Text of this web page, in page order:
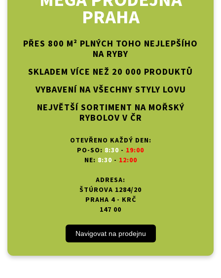
PRAHA
PŘES 800 M² PLNÝCH TOHO NEJLEPŠÍHO
NA RYBY
SKLADEM VÍCE NEŽ 20 000 PRODUKTŮ
VYBAVENÍ NA VŠECHNY STYLY LOVU
NEJVĚTŠÍ SORTIMENT NA MOŘSKÝ
RYBOLOV V ČR
OTEVŘENO KAŽDÝ DEN:
PO-SO: 8:30 - 19:00
NE: 8:30 - 12:00
ADRESA:
ŠTÚROVA 1284/20
PRAHA 4 - KRČ
147 00
Navigovat na prodejnu